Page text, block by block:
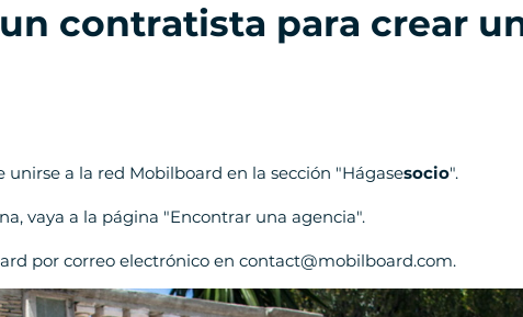
contratista para crear
a la red Mobilboard en la sección "Hágasesocio".
vaya a la página "Encontrar una agencia".
por correo electrónico en contact@mobilboard.com.